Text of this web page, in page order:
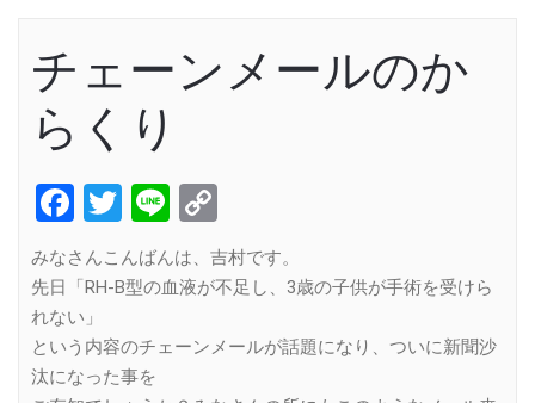
チェーンメールのか
らくり
Facebook
Twitter
Line
Link
みなさんこんばんは、吉村です。
先日「RH-B型の血液が不足し、3歳の子供が手術を受けら
れない」
という内容のチェーンメールが話題になり、ついに新聞沙
汰になった事を